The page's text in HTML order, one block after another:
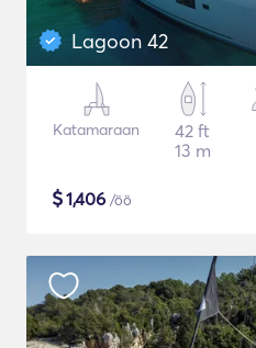
Lagoon 42
Katamaraan
42 ft
13 m
$1,406 /öö